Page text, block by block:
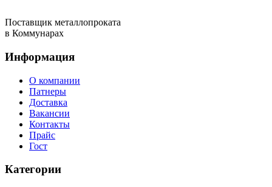
Поставщик металлопроката
в Коммунарах
Информация
О компании
Патнеры
Доставка
Вакансии
Контакты
Прайс
Гост
Категории